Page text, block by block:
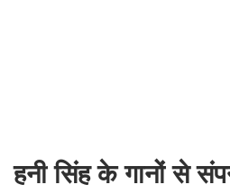
हनी सिंह के गानों से